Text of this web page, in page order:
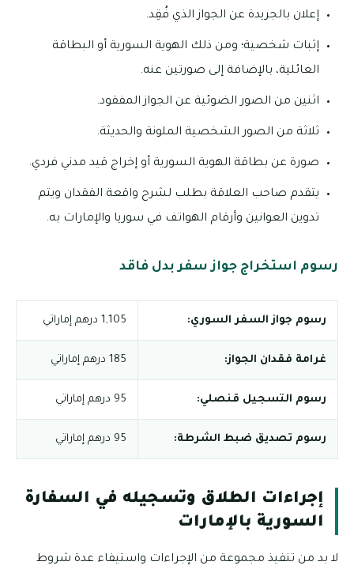
إعلان بالجريدة عن الجواز الذي فُقِد.
إثبات شخصية؛ ومن ذلك الهوية السورية أو البطاقة
العائلية، بالإضافة إلى صورتين عنه.
اثنين من الصور الضوئية عن الجواز المفقود.
ثلاثة من الصور الشخصية الملونة والحديثة.
صورة عن بطاقة الهوية السورية أو إخراج قيد مدني فردي.
يتقدم صاحب العلاقة بطلب لشرح واقعة الفقدان ويتم
تدوين العوانين وأرقام الهواتف في سوريا والإمارات به.
رسوم استخراج جواز سفر بدل فاقد
رسوم جواز السفر السوري: 1,105 درهم إماراتي
غرامة فقدان الجواز: 185 درهم إماراتي
رسوم التسجيل قنصلي: 95 درهم إماراتي
رسوم تصديق ضبط الشرطة: 95 درهم إماراتي
إجراءات الطلاق وتسجيله في السفارة
السورية بالإمارات
لا بد من تنفيذ مجموعة من الإجراءات واستيفاء عدة شروط